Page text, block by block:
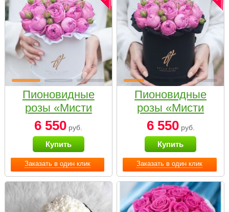
Заказать в один клик
Пионовидные
розы «Мисти
бабблс» в белой
коробке Small
6 550 руб.
Купить
Заказать в один клик
Пионовидные
розы «Мисти
бабблс» в
черной коробке
Small
6 550руб.
Купить